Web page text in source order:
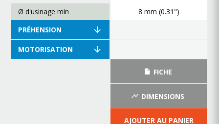
Ø d'usinage min
PRÉHENSION
MOTORISATION
8 mm (0.31")
FICHE
DIMENSIONS
AJOUTER AU PANIER